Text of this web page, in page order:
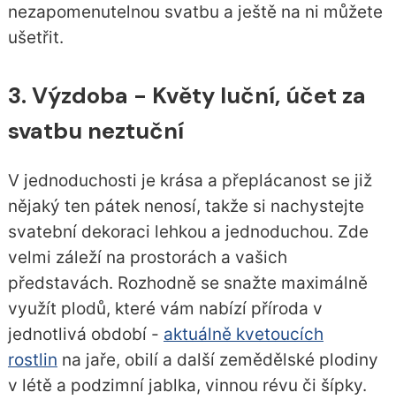
nezapomenutelnou svatbu a ještě na ni můžete
ušetřit.
3. Výzdoba - Květy luční, účet za
svatbu neztuční
V jednoduchosti je krása a přeplácanost se již
nějaký ten pátek nenosí, takže si nachystejte
svatební dekoraci lehkou a jednoduchou. Zde
velmi záleží na prostorách a vašich
představách. Rozhodně se snažte maximálně
využít plodů, které vám nabízí příroda v
jednotlivá období - aktuálně kvetoucích
rostlin na jaře, obilí a další zemědělské plodiny
v létě a podzimní jablka, vinnou révu či šípky.